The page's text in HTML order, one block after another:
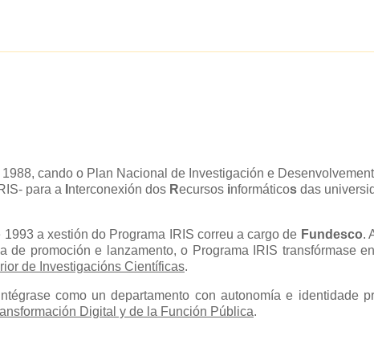
cando o Plan Nacional de Investigación e
para a nterconexión dos Recursos informáticos das
a xestión do Programa IRIS correu a cargo de Fundesco.
de promoción e lanzamento, o Programa IRIS transfórmase
de Investigacións Científicas.
como un departamento con autonomía e identidade
Digital y de la Función Pública.